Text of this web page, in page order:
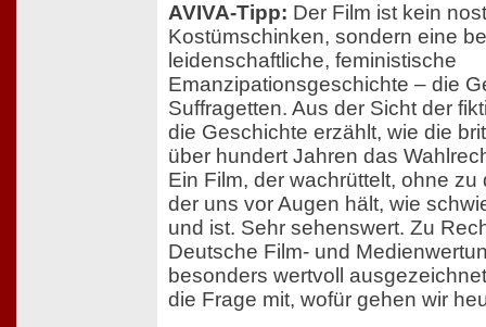
AVIVA-Tipp: Der Film ist kein
Kostümschinken, sondern eine
leidenschaftliche, feministische
Emanzipationsgeschichte – die
Suffragetten. Aus der Sicht der
die Geschichte erzählt, wie die
über hundert Jahren das
Ein Film, der wachrüttelt, ohne
der uns vor Augen hält, wie
und ist. Sehr sehenswert. Zu
Deutsche Film- und
besonders wertvoll
die Frage mit, wofür gehen wir